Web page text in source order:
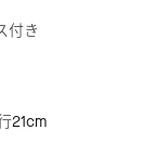
付き
21cm